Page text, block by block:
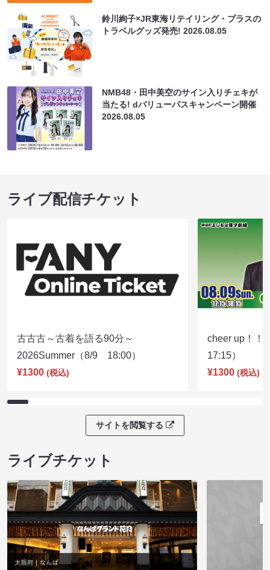
鈴川絢子×JR東海リテイリング・プラスの
トラベルグッズ発売!2026.08.05
NMB48・田中美空のサイン入りチェキが
当たる! dバリューパスキャンペーン開催
2026.08.05
ライブ配信チケット
古古古～古着を語る90分～
2026Summer（8/9 18:00）
¥1300 (税込)
cheer up！
17:15）
¥1300 (税込)
サイトを閲覧する
ライブチケット